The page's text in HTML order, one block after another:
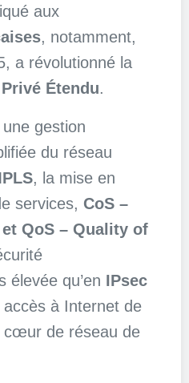
aux
, notamment,
a révolutionné la
Étendu.
gestion
du réseau
, la mise en
services, CoS –
QoS – Quality of
élevée qu’en IPsec
à Internet de
cœur de réseau de